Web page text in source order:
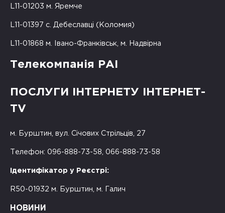
L11-01203 м. Яремче
L11-01397 с. Дебеславці (Коломия)
L11-01868 м. Івано-Франківськ, м. Надвірна
Телекомпанія РАІ
ПОСЛУГИ ІНТЕРНЕТУ ІНТЕРНЕТ-
TV
м. Бурштин, вул. Січових Стрільців, 27
Телефон: 096-888-73-58, 066-888-73-58
Ідентифікатор у Реєстрі:
R50-01932 м. Бурштин, м. Галич
НОВИНИ